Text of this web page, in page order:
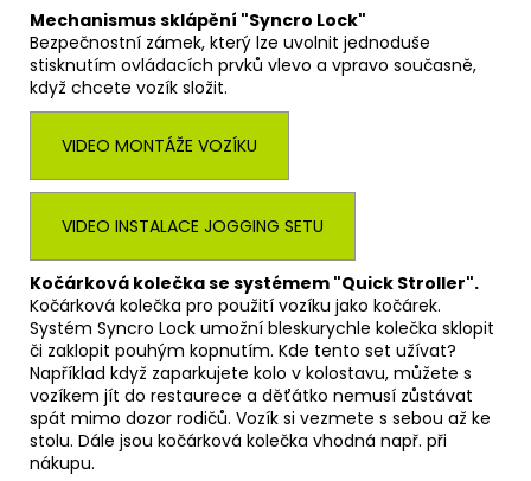
Mechanismus sklápění "Syncro Lock"
Bezpečnostní zámek, který lze uvolnit jednoduše
stisknutím ovládacích prvků vlevo a vpravo současně,
když chcete vozík složit.
VIDEO MONTÁŽE VOZÍKU
VIDEO INSTALACE JOGGING SETU
Kočárková kolečka se systémem "Quick Stroller".
Kočárková kolečka pro použití vozíku jako kočárek.
Systém Syncro Lock umožní bleskurychle kolečka sklopit
či zaklopit pouhým kopnutím. Kde tento set užívat?
Například když zaparkujete kolo v kolostavu, můžete s
vozíkem jít do restaurece a děťátko nemusí zůstávat
spát mimo dozor rodičů. Vozík si vezmete s sebou až ke
stolu. Dále jsou kočárková kolečka vhodná např. při
nákupu.